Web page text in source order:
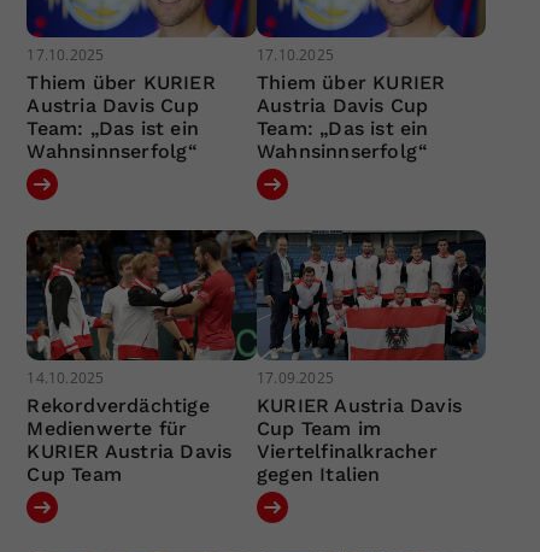
17.10.2025
Thiem über KURIER
Austria Davis Cup
Team: „Das ist ein
Wahnsinnserfolg“
17.10.2025
Thiem über KURIER
Austria Davis Cup
Team: „Das ist ein
Wahnsinnserfolg“
14.10.2025
Rekordverdächtige
Medienwerte für
KURIER Austria Davis
Cup Team
17.09.2025
KURIER Austria Davis
Cup Team im
Viertelfinalkracher
gegen Italien